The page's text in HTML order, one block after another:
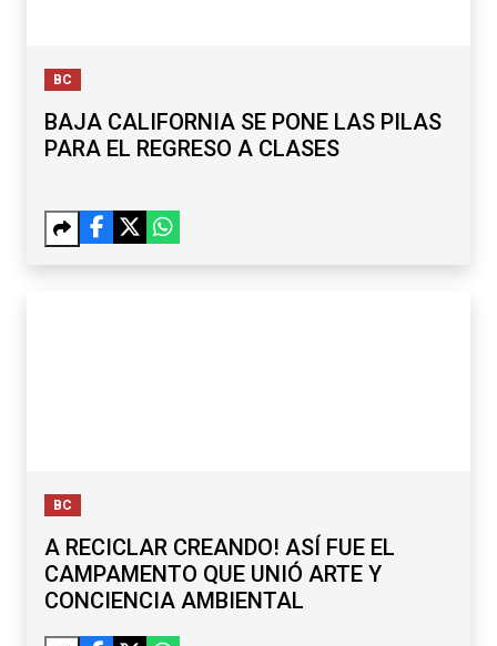
BC
BAJA CALIFORNIA SE PONE LAS PILAS
PARA EL REGRESO A CLASES
BC
A RECICLAR CREANDO! ASÍ FUE EL
CAMPAMENTO QUE UNIÓ ARTE Y
CONCIENCIA AMBIENTAL